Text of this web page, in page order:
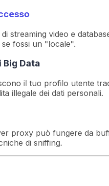
streaming video e
fossi un "locale".
Data
il tuo profilo utente
illegale dei dati personali.
proxy può fungere da
di sniffing.